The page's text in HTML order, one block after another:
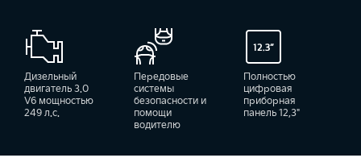
Дизельный
двигатель 3.0
V6 мощностью
249 л.с.
Передовые
системы
безопасности и
помощи
водителю
Полностью
цифровая
приборная
панель 12,3"